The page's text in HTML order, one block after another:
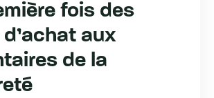
fois des
aux
de la